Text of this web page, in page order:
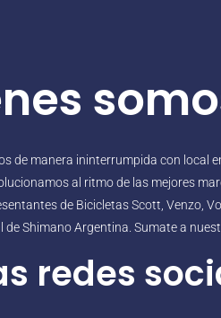
de manera ininterrumpida con local
al ritmo de las mejores
de Bicicletas Scott, Venzo,
Shimano Argentina. Sumate a
redes